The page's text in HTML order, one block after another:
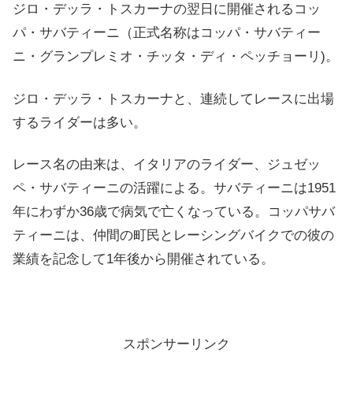
ジロ・デッラ・トスカーナの翌日に開催されるコッ
パ・サバティーニ（正式名称はコッパ・サバティー
ニ・グランプレミオ・チッタ・ディ・ペッチョーリ)。
ジロ・デッラ・トスカーナと、連続してレースに出場
するライダーは多い。
レース名の由来は、イタリアのライダー、ジュゼッ
ペ・サバティーニの活躍による。サバティーニは1951
年にわずか36歳で病気で亡くなっている。コッパサバ
ティーニは、仲間の町民とレーシングバイクでの彼の
業績を記念して1年後から開催されている。
スポンサーリンク